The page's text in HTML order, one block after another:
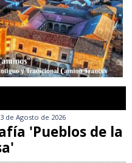
de Agosto de 2026
'Pueblos de la